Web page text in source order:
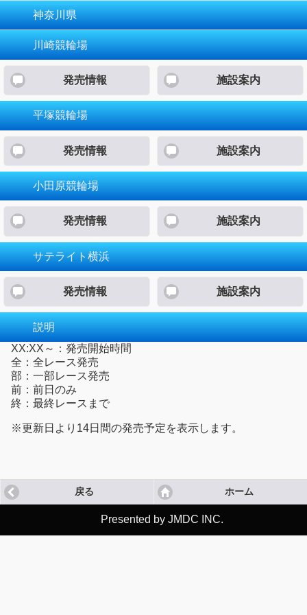
神奈川県
川崎競輪場
発売情報 施設案内
平塚競輪場
発売情報 施設案内
小田原競輪場
発売情報 施設案内
サテライト横浜
発売情報 施設案内
説明
XX:XX～：発売開始時間
全：全レース発売
部：一部レース発売
前：前日のみ
終：最終レースまで
※更新日より14日間の発売予定を表示します。
戻る ホーム
Presented by JMDC INC.